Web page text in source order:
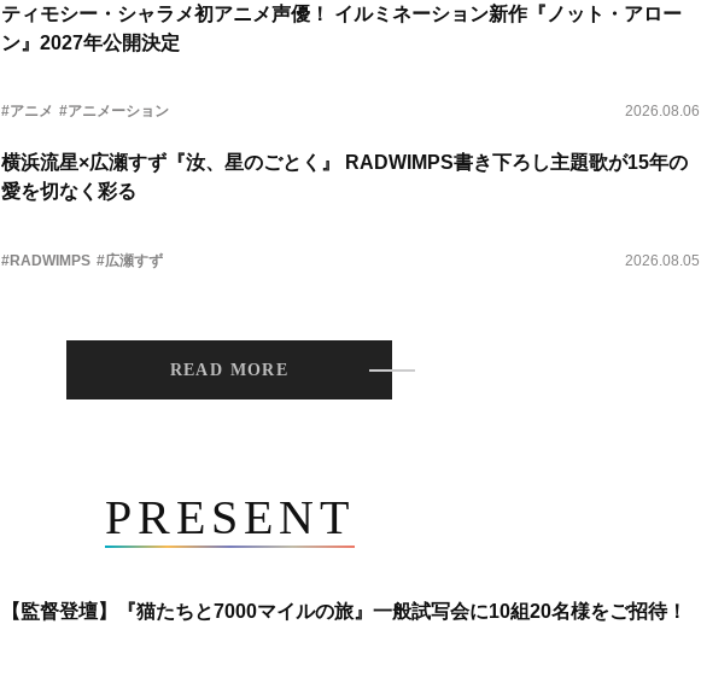
ティモシー・シャラメ初アニメ声優！ イルミネーション新作『ノット・アロー
ン』2027年公開決定
#アニメ #アニメーション 2026.08.06
横浜流星×広瀬すず『汝、星のごとく』 RADWIMPS書き下ろし主題歌が15年の
愛を切なく彩る
#RADWIMPS #広瀬すず 2026.08.05
READ MORE
PRESENT
【監督登壇】『猫たちと7000マイルの旅』一般試写会に10組20名様をご招待！